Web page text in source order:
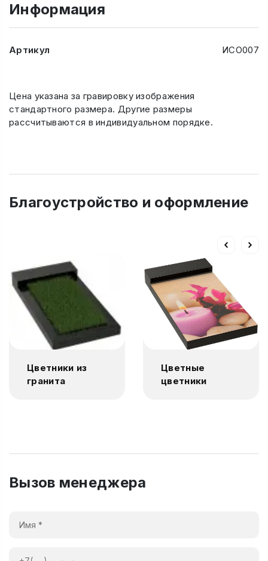
Информация
Артикул ИСО007
Цена указана за гравировку изображения
стандартного размера. Другие размеры
рассчитываются в индивидуальном порядке.
Благоустройство и оформление
Цветники из
гранита
Цветные
цветники
Вызов менеджера